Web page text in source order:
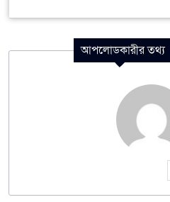
আপলোডকারীর তথ্য